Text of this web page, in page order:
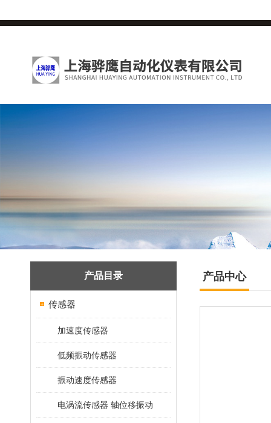
产品目录
传感器
加速度传感器
低频振动传感器
振动速度传感器
电涡流传感器 轴位移振动
产品中心